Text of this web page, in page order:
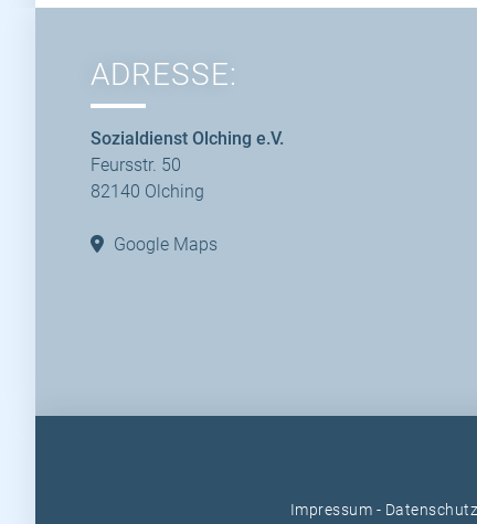
ADRESSE:
Sozialdienst Olching e.V.
Feursstr. 50
82140 Olching
Google Maps
Impressum -